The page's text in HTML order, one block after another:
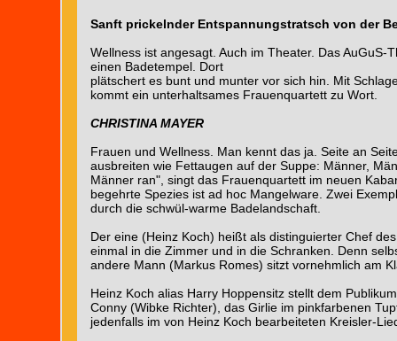
Sanft prickelnder Entspannungstratsch von der
Wellness ist angesagt. Auch im Theater. Das
einen Badetempel. Dort
plätschert es bunt und munter vor sich hin. Mit
kommt ein unterhaltsames Frauenquartett zu Wort.
CHRISTINA MAYER
Frauen und Wellness. Man kennt das ja. Seite an
ausbreiten wie Fettaugen auf der Suppe: Männer,
Männer ran", singt das Frauenquartett im neuen
begehrte Spezies ist ad hoc Mangelware. Zwei
durch die schwül-warme Badelandschaft.
Der eine (Heinz Koch) heißt als distinguierter Chef
einmal in die Zimmer und in die Schranken. Denn
andere Mann (Markus Romes) sitzt vornehmlich am
Heinz Koch alias Harry Hoppensitz stellt dem
Conny (Wibke Richter), das Girlie im pinkfarbenen
jedenfalls im von Heinz Koch bearbeiteten Kreisler-